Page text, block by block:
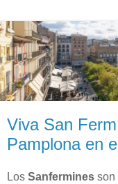
Viva San
Pamplona en
Los Sanfermines son